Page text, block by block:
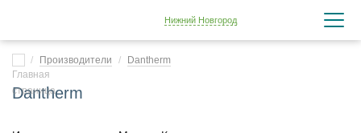
Нижний Новгород
Производители Dantherm
Dantherm